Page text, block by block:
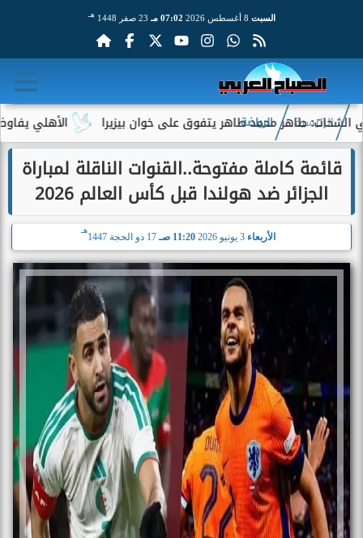
السبت 07:02 مـ 23 صفر 1448 هـ
الأهلي يفاوض أحمد محمد طاهر يتفوق على خوان بيزيرا
الرئيسية الرياضة
قائمة كاملة مفتوحة..القنوات الناقلة لمباراة
الجزائر ضد هولندا قبل كأس العالم 2026
الأربعاء 11:20 صـ 17 ذو الحجة 1447
هـ